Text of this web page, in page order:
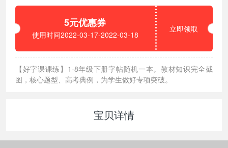
5元优惠券
使用时间2022-03-17-2022-03-18
立即领取
【好字课课练】1-8年级下册字帖随机一本。教材知识完全截
图，核心题型、高考典例，为学生做好专项突破。
宝贝详情